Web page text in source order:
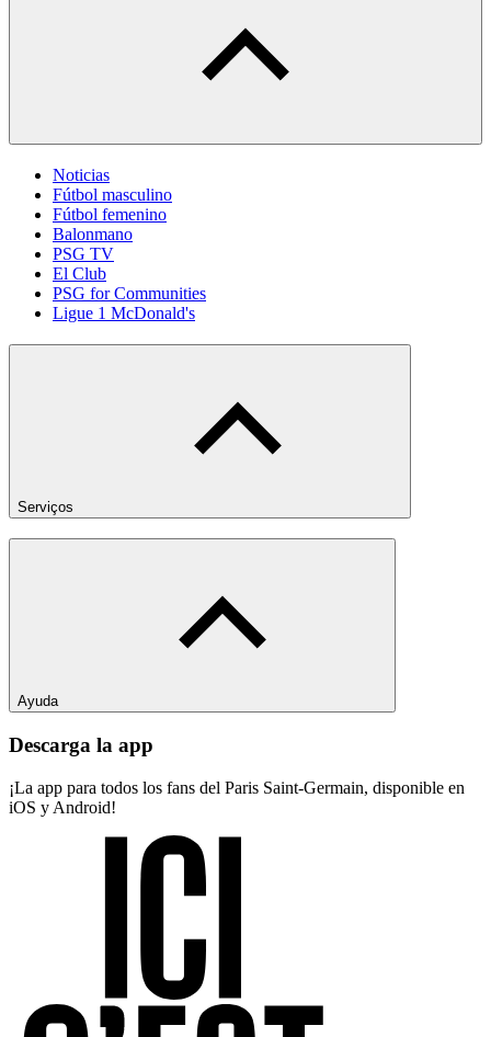
Noticias
Fútbol masculino
Fútbol femenino
Balonmano
PSG TV
El Club
PSG for Communities
Ligue 1 McDonald's
Serviços
Ayuda
Descarga la app
¡La app para todos los fans del Paris Saint-Germain, disponible en
iOS y Android!